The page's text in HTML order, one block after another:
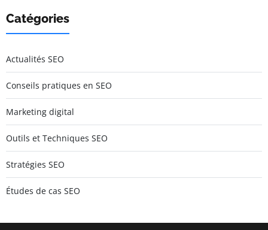
Catégories
Actualités SEO
Conseils pratiques en SEO
Marketing digital
Outils et Techniques SEO
Stratégies SEO
Études de cas SEO